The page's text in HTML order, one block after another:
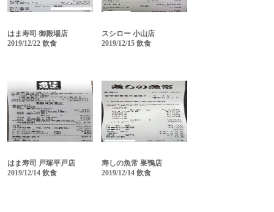
はま寿司 御殿場店
2019/12/22 飲食
スシロー 小山店
2019/12/15 飲食
はま寿司 戸塚平戸店
2019/12/14 飲食
寿しの魚常 巣鴨店
2019/12/14 飲食